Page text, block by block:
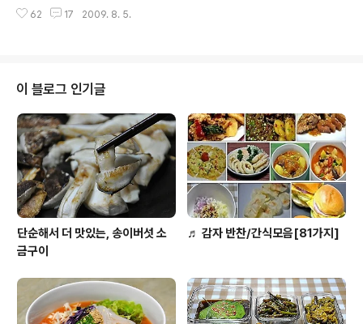
깨 돼지고기는 대충잘라서 양념을 하고 김치는 양념을 대
도 일이 있어 나갔다 왔더니.. 아무것도 하기 싫은 것이.. 저
쌈장과 돼지고기를 가지고 .. 간단하면서도 아주 먹음직스
러운 돼지 고기 쌈장을 만들었답니다. 그리고! 아주 특별한
쌈을 곁들여 먹었어요. 무엇인가.. 궁금하시지요? 그건 바
로 요즘에 한창 피고 있는 연꽃이예요. 연꽃향과 쌈싸름한
맛에 밥맛이 절로나는 연꽃쌈! 그리고 쫄깃한 돼지고기 생
목살로 만든 쌈..
62 17 2009. 8. 5.
이 블로그 인기글
단순해서 더 맛있는, 송이버섯 소
금구이
♬ 감자 반찬/간식모음[81가지]